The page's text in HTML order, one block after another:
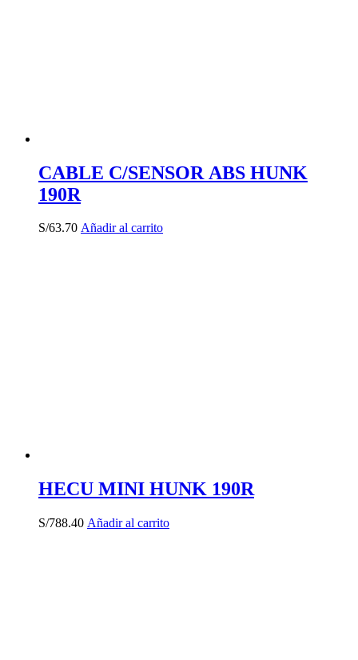
CABLE C/SENSOR ABS HUNK
190R
S/63.70 Añadir al carrito
HECU MINI HUNK 190R
S/788.40 Añadir al carrito